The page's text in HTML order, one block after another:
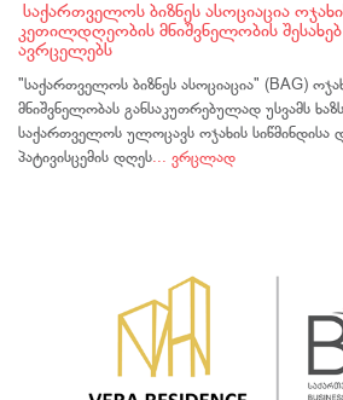
საქართველოს ბიზნეს ასოციაცია
კეთილდღეობის მნიშვნელობის შესახებ
ავრცელებს
"საქართველოს ბიზნეს ასოციაცია" (BAG)
მნიშვნელობას განსაკუთრებულად უსვამს
საქართველოს ულოცავს ოჯახის სიწმინდისა
პატივისცემის დღეს... ვრცლად